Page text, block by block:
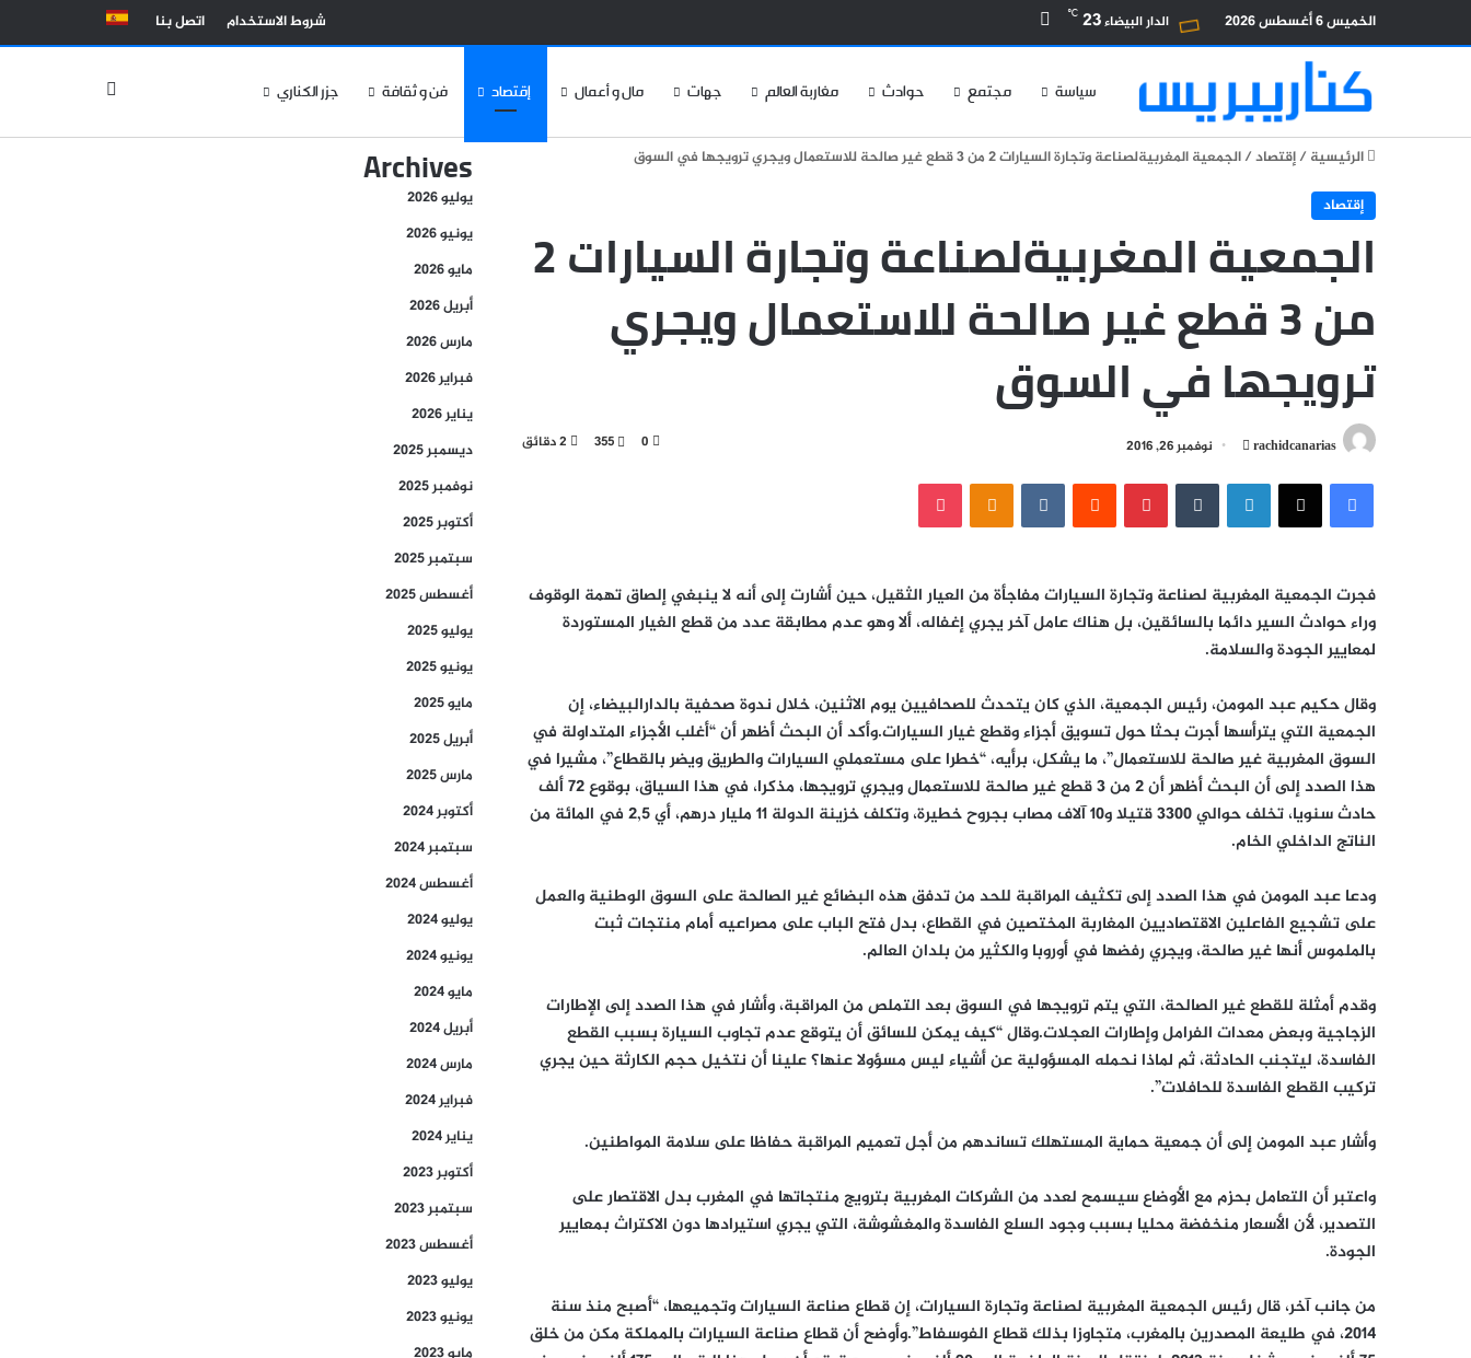
الخميس 6 أغسطس 2026 الدار البيضاء23
℃ شروط الاستخدام اتصل بنا
سياسة مجتمع حوادث مغاربة العالم جهات مال و أعمال إقتصاد فن و ثقافة جزر الكناري
الرئيسية/إقتصاد/الجمعية المغربيةلصناعة وتجارة السيارات 2 من 3 قطع غير صالحة للاستعمال ويجري ترويجها في السوق
إقتصاد
الجمعية المغربيةلصناعة وتجارة السيارات 2
من 3 قطع غير صالحة للاستعمال ويجري
ترويجها في السوق
rachidcanarias
أرسل
إلكترونيا
نوفمبر 26, 2016 0
355
فيسبوك‫X لينكدإن بينتيريست Odnoklassniki
‫Pocket
فجرت الجمعية المغربية لصناعة وتجارة السيارات مفاجأة من العيار الثقيل، حين أشارت إلى أنه لا ينبغي إلصاق تهمة الوقوف
وراء حوادث السير دائما بالسائقين، بل هناك عامل آخر يجري إغفاله، ألا وهو عدم مطابقة عدد من قطع الغيار المستوردة
لمعايير الجودة والسلامة.
وقال حكيم عبد المومن، رئيس الجمعية، الذي كان يتحدث للصحافيين يوم الاثنين، خلال ندوة صحفية بالدارالبيضاء، إن
الجمعية التي يترأسها أجرت بحثا حول تسويقأجزاء وقطع غيار السيارات.وأكد أن البحث أظهر أن “أغلب الأجزاء المتداولة في
السوق المغربية غير صالحة للاستعمال”، ما يشكل، برأيه، “خطرا على مستعملي السيارات والطريق ويضر بالقطاع”، مشيرا في
هذا الصدد إلى أن البحث أظهر أن 2 من 3 قطع غير صالحة للاستعمال ويجري ترويجها، مذكرا، في هذا السياق، بوقوع 72 ألف
حادث سنويا، تخلف حوالي 3300 قتيلا و10 آلاف مصاب بجروح خطيرة، وتكلف خزينة الدولة 11 مليار درهم، أي 2,5 في المائة من
الناتج الداخلي الخام.
ودعا عبد المومن في هذا الصدد إلى تكثيف المراقبة للحد من تدفق هذه البضائع غير الصالحة على السوق الوطنية والعمل
على تشجيع الفاعلين الاقتصاديين المغاربة المختصين في القطاع، بدل فتح الباب على مصراعيه أمام منتجات ثبت
بالملموس أنها غير صالحة، ويجري رفضها في أوروبا والكثير من بلدان العالم.
وقدم أمثلة للقطع غير الصالحة، التي يتم ترويجها في السوق بعد التملص من المراقبة، وأشار في هذا الصدد إلى الإطارات
الزجاجية وبعض معدات الفرامل وإطارات العجلات.وقال “كيف يمكن للسائق أن يتوقع عدم تجاوب السيارة بسبب القطع
الفاسدة، ليتجنب الحادثة، ثم لماذا نحمله المسؤولية عن أشياء ليس مسؤولا عنها؟ علينا أن نتخيل حجم الكارثة حين يجري
تركيب القطع الفاسدة للحافلات”.
وأشار عبد المومن إلى أن جمعية حماية المستهلك تساندهم من أجل تعميم المراقبة حفاظا على سلامة المواطنين.
واعتبر أن التعامل بحزم مع الأوضاع سيسمح لعدد من الشركات المغربية بترويج منتجاتها في المغرب بدل الاقتصار على
التصدير، لأن الأسعار منخفضة محليا بسبب وجود السلع الفاسدة والمغشوشة، التي يجري استيرادها دون الاكتراث بمعايير
الجودة.
من جانب آخر، قالرئيس الجمعية المغربية لصناعة وتجارة السيارات، إن قطاع صناعة السيارات وتجميعها، “أصبح منذ سنة
2014، في طليعة المصدرين بالمغرب، متجاوزا بذلك قطاع الفوسفاط”
.وأوضح أن قطاع صناعة السيارات بالمملكة مكن من خلق
Archives
يوليو 2026
يونيو 2026
مايو 2026
أبريل 2026
مارس 2026
فبراير 2026
يناير 2026
ديسمبر 2025
نوفمبر 2025
أكتوبر 2025
سبتمبر 2025
أغسطس 2025
يوليو 2025
يونيو 2025
مايو 2025
أبريل 2025
مارس 2025
أكتوبر 2024
سبتمبر 2024
أغسطس 2024
يوليو 2024
يونيو 2024
مايو 2024
أبريل 2024
مارس 2024
فبراير 2024
يناير 2024
أكتوبر 2023
سبتمبر 2023
أغسطس 2023
يوليو 2023
يونيو 2023